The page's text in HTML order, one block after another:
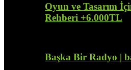
Oyun ve Tasarım
Rehberi +6.000TL
Başka Bir Radyo |